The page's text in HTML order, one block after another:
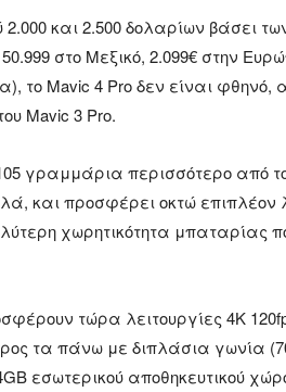
2.000 και 2.500 δολαρίων βάσει
στο Μεξικό, 2.099€ στην
το Mavic 4 Pro δεν είναι
Mavic 3 Pro.
105 γραμμάρια περισσότερο από
και προσφέρει οκτώ
χωρητικότητα μπαταρίας
τώρα λειτουργίες 4K
τα πάνω με διπλάσια γωνία
εσωτερικού αποθηκευτικού